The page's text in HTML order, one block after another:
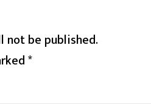
not be published.
*